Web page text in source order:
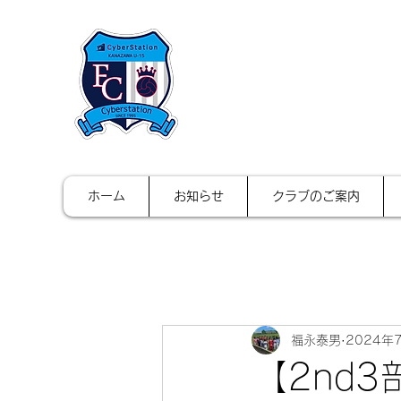
ホーム お知らせ クラブのご案内
【2nd3
福永泰男 2024年